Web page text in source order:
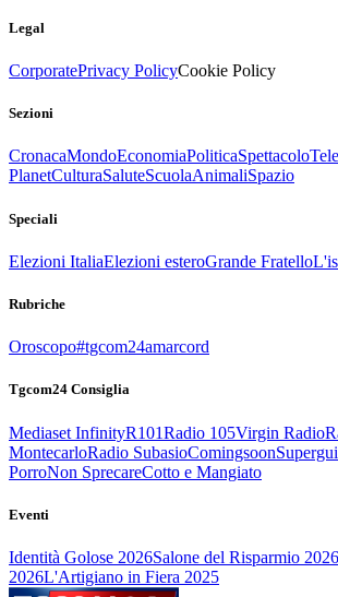
Legal
CorporatePrivacy PolicyCookie Policy
Sezioni
CronacaMondoEconomiaPoliticaSpettacolo
PlanetCulturaSaluteScuolaAnimaliSpazio
Speciali
Elezioni ItaliaElezioni esteroGrande Fratello
Rubriche
Oroscopo#tgcom24amarcord
Tgcom24 Consiglia
Mediaset InfinityR101Radio 105Virgin Radio
MontecarloRadio SubasioComingsoon
PorroNon SprecareCotto e Mangiato
Eventi
Identità Golose 2026Salone del Risparmio 2026
2026L'Artigiano in Fiera 2025